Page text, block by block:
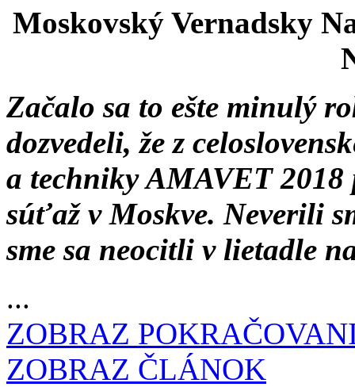
Moskovský Vernadsky
Začalo sa to ešte minulý
dozvedeli, že z
a techniky AMAVET 2018
súťaž v Moskve. Neverili
sme sa neocitli v lietadle
...
ZOBRAZ
ZOBRAZ ČLÁNOK